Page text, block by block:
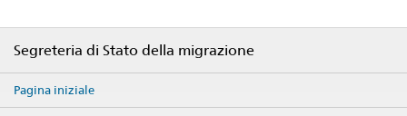
Segreteria di Stato della migrazione
Pagina iniziale